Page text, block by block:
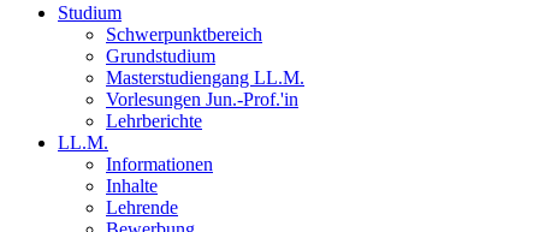
Studium
Schwerpunktbereich
Grundstudium
Masterstudiengang LL.M.
Vorlesungen Jun.-Prof.'in
Lehrberichte
LL.M.
Informationen
Inhalte
Lehrende